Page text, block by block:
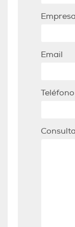
Empresa
Email
Teléfono
Consulta